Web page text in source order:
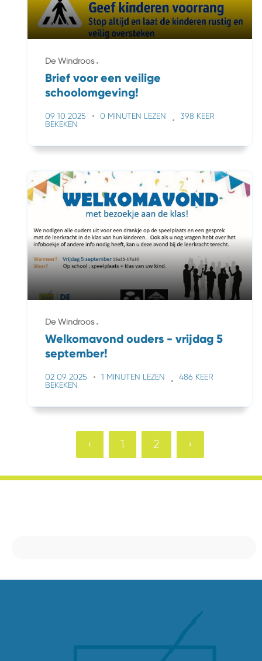
De Windroos
Brief voor een veilige
schoolomgeving!
09 10 2025 0 MINUTEN LEZEN
398 KEER
BEKEKEN
De Windroos
Welkomavond ouders - vrijdag 5
september!
02 09 2025 1 MINUTEN LEZEN
486 KEER
BEKEKEN
‹ 1 2 ›